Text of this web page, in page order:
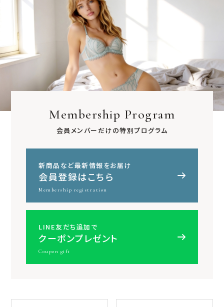
Membership Program
会員メンバーだけの特別プログラム
新商品など最新情報をお届け
会員登録はこちら
Membership registration
LINE友だち追加で
クーポンプレゼント
Coupon gift